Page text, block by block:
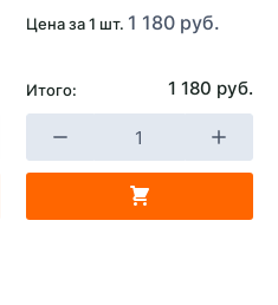
Цена за 1 шт. 1 180 руб.
Итого: 1 180 руб.